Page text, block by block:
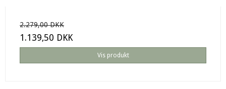
2.279,00 DKK
1.139,50 DKK
Vis produkt